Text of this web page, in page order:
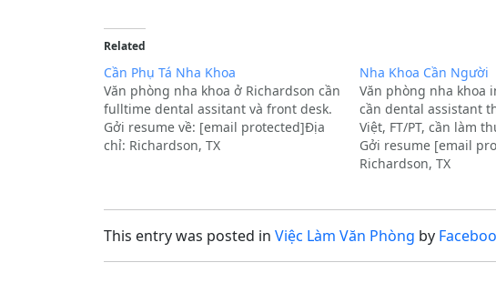
Related
Cần Phụ Tá Nha Khoa
Văn phòng nha khoa ở Richardson cần
fulltime dental assitant và front desk.
Gởi resume về: [email protected]Địa
chỉ: Richardson, TX
Nha Khoa Cần Người
Văn phòng nha khoa
cần dental assistant
Việt, FT/PT, cần làm
Gởi resume [email
Richardson, TX
This entry was posted in Việc Làm Văn Phòng by